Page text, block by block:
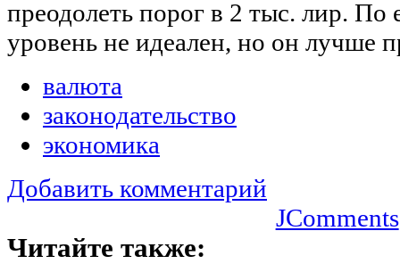
преодолеть порог в 2 тыс. лир. По
уровень не идеален, но он лучше
валюта
законодательство
экономика
Добавить комментарий
JComments
Читайте также: